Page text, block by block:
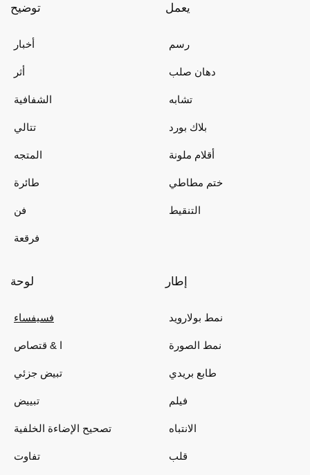
توضيح
أخبار
أثر
الشفافية
تتالي
المتجه
طائرة
فن
فرقعة
يعمل
رسم
دهان صلب
تشابه
بلاك بورد
أقلام ملونة
ختم مطاطي
التنقيط
لوحة
فسيفساء
ا & قتصاص
تبيض جزئي
تبييض
تصحيح الإضاءة الخلفية
تفاوت
إطار
نمط بولارويد
نمط الصورة
طابع بريدي
فيلم
الانتباه
قلب